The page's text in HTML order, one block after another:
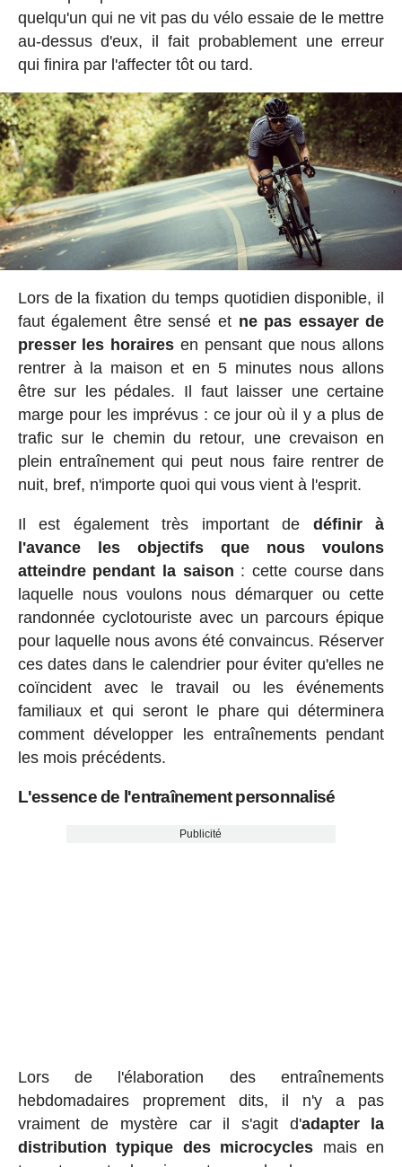
quelqu'un qui ne vit pas du vélo essaie de le mettre
au-dessus d'eux, il fait probablement une erreur
qui finira par l'affecter tôt ou tard.
Lors de la fixation du temps quotidien disponible, il
faut également être sensé et ne pas essayer de
presser les horaires en pensant que nous allons
rentrer à la maison et en 5 minutes nous allons
être sur les pédales. Il faut laisser une certaine
marge pour les imprévus : ce jour où il y a plus de
trafic sur le chemin du retour, une crevaison en
plein entraînement qui peut nous faire rentrer de
nuit, bref, n'importe quoi qui vous vient à l'esprit.
Il est également très important de définir à
l'avance les objectifs que nous voulons
atteindre pendant la saison : cette course dans
laquelle nous voulons nous démarquer ou cette
randonnée cyclotouriste avec un parcours épique
pour laquelle nous avons été convaincus. Réserver
ces dates dans le calendrier pour éviter qu'elles ne
coïncident avec le travail ou les événements
familiaux et qui seront le phare qui déterminera
comment développer les entraînements pendant
les mois précédents.
L'essence de l'entraînement personnalisé
Publicité
Lors de l'élaboration des entraînements
hebdomadaires proprement dits, il n'y a pas
vraiment de mystère car il s'agit d'adapter la
distribution typique des microcycles mais en